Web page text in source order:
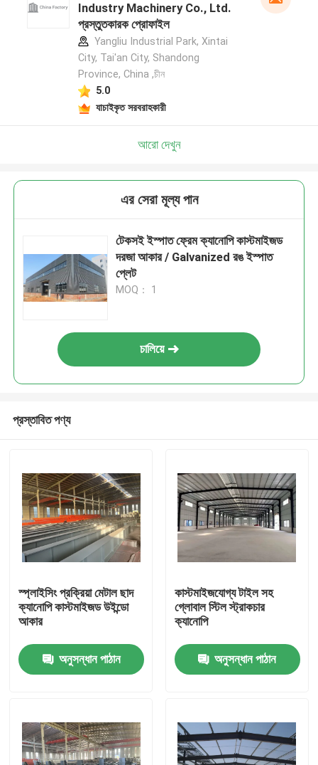
বাড়ি
ভিডিও
Industry Machinery Co., Ltd.
প্রস্তুতকারক প্রোফাইল
Yangliu Industrial Park, Xintai
City, Tai'an City, Shandong
Province, China ,চীন
5.0
যাচাইকৃত সরবরাহকারী
আরো দেখুন
এর সেরা মূল্য পান
টেকসই ইস্পাত ফ্রেম ক্যানোপি কাস্টমাইজড
দরজা আকার / Galvanized রঙ ইস্পাত
প্লেট
MOQ： 1
চালিয়ে
প্রস্তাবিত পণ্য
স্প্লাইসিং প্রক্রিয়া মেটাল ছাদ
ক্যানোপি কাস্টমাইজড উইন্ডো
আকার
অনুসন্ধান পাঠান
কাস্টমাইজযোগ্য টাইল সহ
গ্লোবাল স্টিল স্ট্রাকচার
ক্যানোপি
অনুসন্ধান পাঠান